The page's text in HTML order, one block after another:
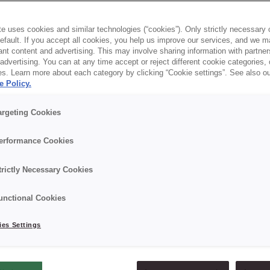
jest stylem życia. Ty też do nich
wiesz co, poza unikaniem stresu,
uses cookies and similar technologies (“cookies”). Only strictly necessary
If you accept all cookies, you help us improve our services, and we
content and advertising. This may involve sharing information with
You can at any time accept or reject different cookie categories,
Learn more about each category by clicking “Cookie settings”. See also
Policy.
Cookies
Cookies
Necessary Cookies
Cookies
Settings